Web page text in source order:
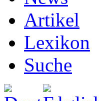
Artikel
Lexikon
Suche